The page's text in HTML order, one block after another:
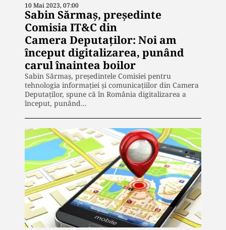
10 Mai 2023, 07:00
Sabin Sărmaș, președinte
Comisia IT&C din
Camera Deputaţilor: Noi am
început digitalizarea, punând
carul înaintea boilor
Sabin Sărmaș, preşedintele Comisiei pentru
tehnologia informaţiei şi comunicaţiilor din Camera
Deputaților, spune că în România digitalizarea a
început, punând…